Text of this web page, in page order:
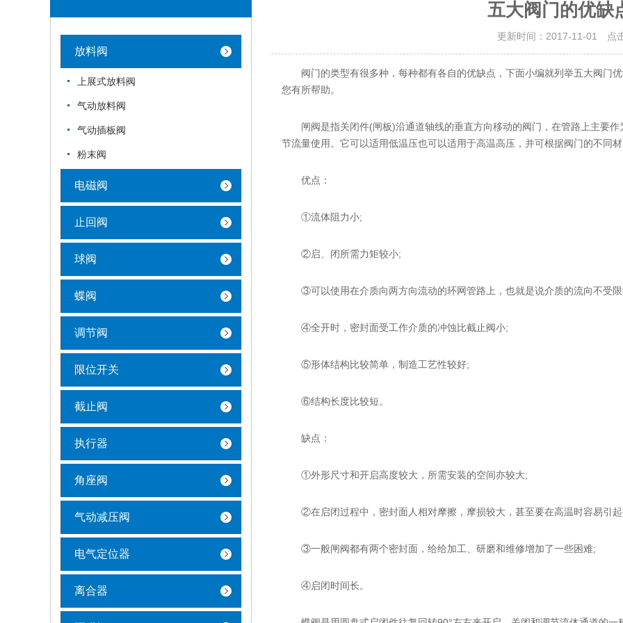
五大阀门的优缺
更新时间：2017-11-01 点
阀门的类型有很多种，每种都有各自的优缺点，下面小编就列举五大阀门
您有所帮助。
闸阀是指关闭件(闸板)沿通道轴线的垂直方向移动的阀门，在管路上主要作
节流量使用。它可以适用低温压也可以适用于高温高压，并可根据阀门的不同
优点：
①流体阻力小;
②启、闭所需力矩较小;
③可以使用在介质向两方向流动的环网管路上，也就是说介质的流向不受限
④全开时，密封面受工作介质的冲蚀比截止阀小;
⑤形体结构比较简单，制造工艺性较好;
⑥结构长度比较短。
缺点：
①外形尺寸和开启高度较大，所需安装的空间亦较大;
②在启闭过程中，密封面人相对摩擦，摩损较大，甚至要在高温时容易引起
③一般闸阀都有两个密封面，给给加工、研磨和维修增加了一些困难;
④启闭时间长。
放料阀
上展式放料阀
气动放料阀
气动插板阀
粉末阀
电磁阀
止回阀
球阀
蝶阀
调节阀
限位开关
截止阀
执行器
角座阀
气动减压阀
电气定位器
离合器